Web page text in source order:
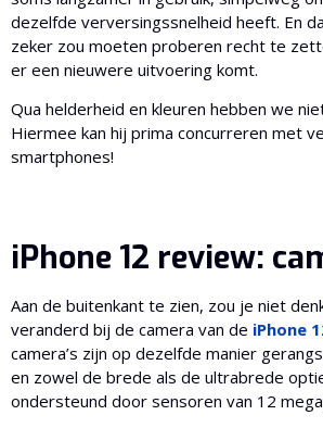
dezelfde verversingssnelheid heeft. En
zeker zou moeten proberen recht te
er een nieuwere uitvoering komt.
Qua helderheid en kleuren hebben we
Hiermee kan hij prima concurreren met
smartphones!
iPhone 12 review:
Aan de buitenkant te zien, zou je niet
veranderd bij de camera van de iPhone
camera’s zijn op dezelfde manier
en zowel de brede als de ultrabrede
ondersteund door sensoren van 12